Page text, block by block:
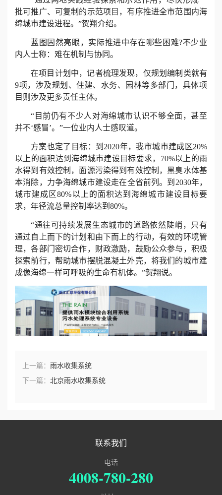
批可推广、可复制的示范项目，有序推进全市范围内海
绵城市建设进程。”贺翔介绍。
蓝图固然亮眼，实际推进中存在哪些困难?不少业
内人士称：难在机制与协同。
在项目计划中，记者梳理发现，仅规划编制类就有
9项，涉及规划、住建、水务、园林等多部门，具体项
目则涉及更多责任主体。
“目前仍有不少人对海绵城市认识不够全面，甚至
并不‘感冒’。”一位业内人士感叹道。
方案也定了目标：到2020年，我市城市建成区20%
以上的面积达到海绵城市建设目标要求，70%以上的雨
水得到有效控制，面源污染得到有效控制，黑臭水体基
本消除，力争海绵城市建设走在全省前列。到2030年，
城市建成区80%以上的面积达到海绵城市建设目标要
求，年径流总量控制率达到80%。
“通往可持续发展生态城市的道路依然陡峭，只有
通过自上而下的计划和由下而上的行动，有效的环境管
理，各部门密切合作，财政激励，鼓励公众参与，积极
探索前行，帮助城市摆脱混凝土外壳，将我们的城市建
成像海绵一样可呼吸的生命有机体。”贺翔说。
上一篇： 雨水收集系统
下一篇： 北京雨水收集系统
联系我们
电话
4008-780-280